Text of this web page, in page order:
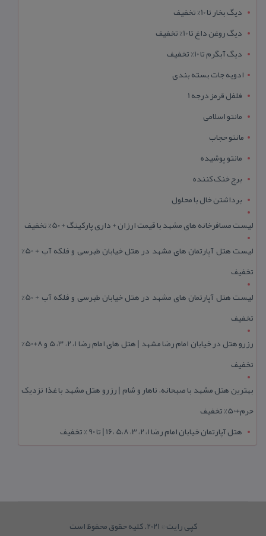
دیگ بخار تا 10% تخفیف
دیگ روغن داغ تا 10% تخفیف
دیگ آبگرم تا 10% تخفیف
ادویه جات بسته بندی
فلفل قرمز درجه 1
مانتو اسلامی
مانتو حجاب
مانتو پوشیده
برج خنک کننده
برداشتن خال با محلول
لیست مسافرخانه های مشهد با قیمت ارزان + داری پارکینگ + 50% تخفیف
لیست هتل آپارتمان های مشهد در هتل خیابان طبرسی و فلکه آب + 50%
تخفیف
لیست هتل آپارتمان های مشهد در هتل خیابان طبرسی و فلکه آب + 50%
تخفیف
رزرو هتل در خیابان امام رضا مشهد | هتل‌ های امام رضا 1، 2، 3، 5 و 8+50%
تخفیف
بهترین هتل مشهد با صبحانه، ناهار و شام | رزرو هتل مشهد با غذا نزدیک
حرم+50% تخفیف
هتل آپارتمان خیابان امام رضا 1، 2، 3، 5،8 ،16 | تا 90 % تخفیف
کپی رایت © 2021. کلیه حقوق محفوظ است